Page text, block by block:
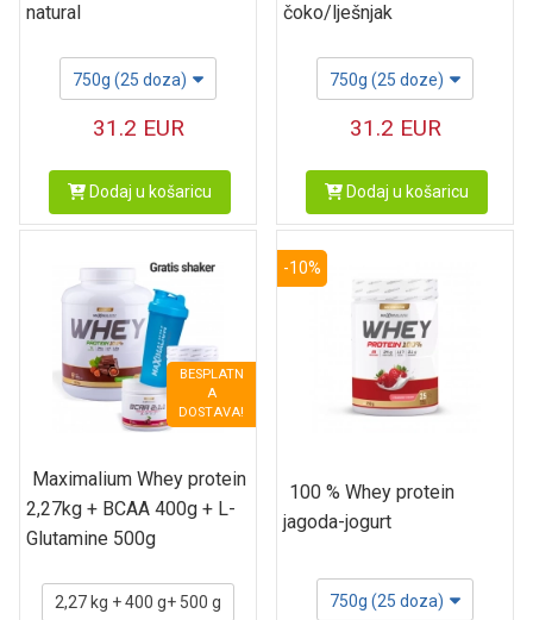
natural
750g (25 doza)
31.2 EUR
Dodaj u košaricu
čoko/lješnjak
750g (25 doze)
31.2 EUR
Dodaj u košaricu
BESPLATN
A
DOSTAVA!
Maximalium Whey protein
2,27kg + BCAA 400g + L-
Glutamine 500g
2,27 kg + 400 g+ 500 g
-10%
100 % Whey protein
jagoda-jogurt
750g (25 doza)